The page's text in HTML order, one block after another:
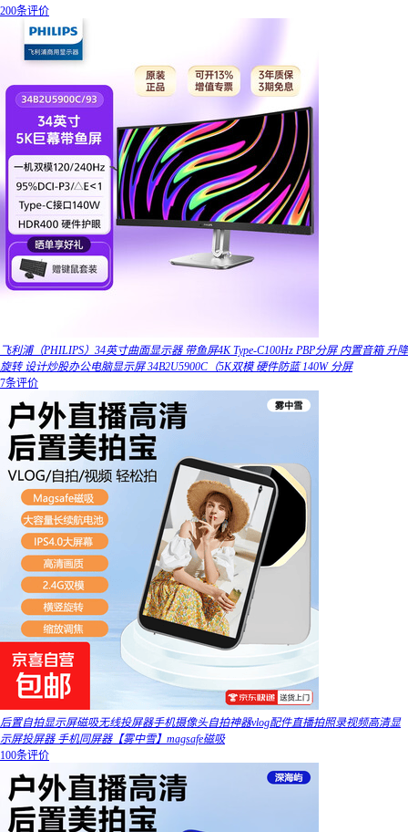
200条评价
飞利浦（PHILIPS）34英寸曲面显示器 带鱼屏4K Type-C100Hz PBP分屏 内置音箱 升降
旋转 设计炒股办公电脑显示屏 34B2U5900C（5K双模 硬件防蓝 140W 分屏
7条评价
后置自拍显示屏磁吸无线投屏器手机摄像头自拍神器vlog配件直播拍照录视频高清显
示屏投屏器 手机同屏器【雾中雪】magsafe磁吸
100条评价